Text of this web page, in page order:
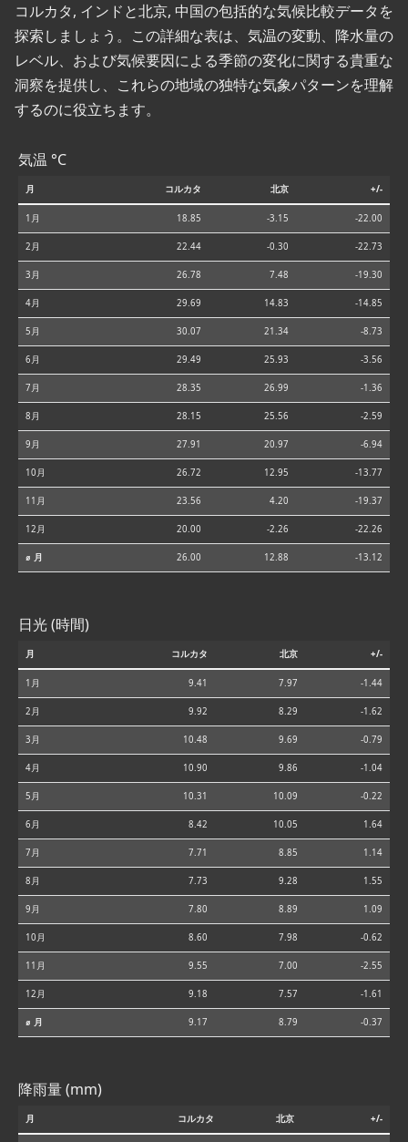
コルカタ, インドと北京, 中国の包括的な気候比較データを
探索しましょう。この詳細な表は、気温の変動、降水量の
レベル、および気候要因による季節の変化に関する貴重な
洞察を提供し、これらの地域の独特な気象パターンを理解
するのに役立ちます。
気温 °C
月 コルカタ 北京 +/-
1月 18.85 -3.15 -22.00
2月 22.44 -0.30 -22.73
3月 26.78 7.48 -19.30
4月 29.69 14.83 -14.85
5月 30.07 21.34 -8.73
6月 29.49 25.93 -3.56
7月 28.35 26.99 -1.36
8月 28.15 25.56 -2.59
9月 27.91 20.97 -6.94
10月 26.72 12.95 -13.77
11月 23.56 4.20 -19.37
12月 20.00 -2.26 -22.26
⌀ 月 26.00 12.88 -13.12
日光 (時間)
月 コルカタ 北京 +/-
1月 9.41 7.97 -1.44
2月 9.92 8.29 -1.62
3月 10.48 9.69 -0.79
4月 10.90 9.86 -1.04
5月 10.31 10.09 -0.22
6月 8.42 10.05 1.64
7月 7.71 8.85 1.14
8月 7.73 9.28 1.55
9月 7.80 8.89 1.09
10月 8.60 7.98 -0.62
11月 9.55 7.00 -2.55
12月 9.18 7.57 -1.61
⌀ 月 9.17 8.79 -0.37
降雨量 (mm)
月 コルカタ 北京 +/-